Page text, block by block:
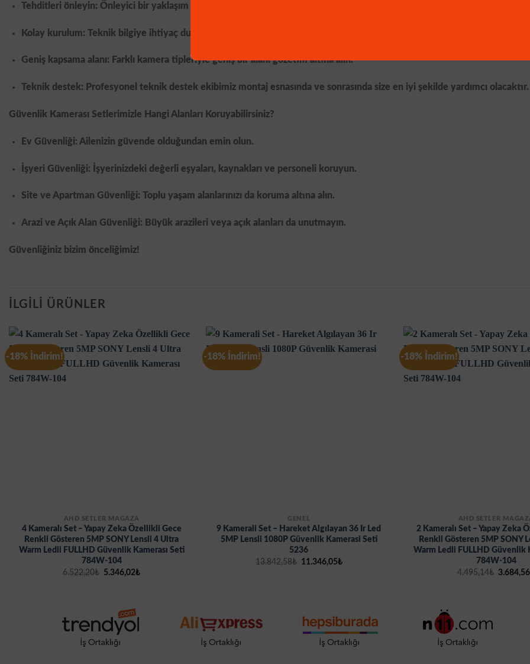
Tehditleri önleyin: Önleyici bir yaklaşım benimseyin. Güvenlik kameraları kötü niyetli kişileri caydırmak için en etkili
Kolay kurulum: Teknik bilgiye ihtiyaç duymadan kolayca kurulum yapın.
Geniş kapsama alanı: Farklı kamera tipleriyle geniş bir alanı gözetim altına alın.
Teknik destek: Profesyonel teknik destek ekibimiz montaj esnasında ve sonrasında size en iyi şekilde yardımcı olacaktır.
Güvenlik Kamerası Setlerimizle Hangi Alanları Koruyabilirsiniz?
Ev Güvenliği: Ailenizin güvende olduğundan emin olun.
İşyeri Güvenliği: İşyerinizdeki değerli eşyaları, kaynakları ve personeli koruyun.
Site ve Apartman Güvenliği: Toplu yaşam alanlarınızı da koruma altına alın.
Arazi ve Açık Alan Güvenliği: Büyük arazileri veya açık alanları da unutmayın.
Güvenliğiniz bizim önceliğimiz!
İLGILI ÜRÜNLER
-18% İndirim!
AHD SETLER MAĞAZA
4 Kameralı Set – Yapay Zeka Özellikli Gece
Renkli Gösteren 5MP SONY Lensli 4 Ultra
Warm Ledli FULLHD Güvenlik Kamerası Seti
784W-104
6.522,20₺ Orijinal
5.346,02₺Şu
-18% İndirim!
GENEL
9 Kamerali Set – Hareket Algılayan 36 Ir Led
5MP Lensli 1080P Güvenlik Kamerasi Seti
5236
13.842,58₺ Orijinal
11.346,05₺Şu
-18% İndirim!
AHD SETLER
2 Kameralı Set – Yapay Zeka
Renkli Gösteren 5MP SONY
Warm Ledli FULLHD Güvenlik
784W-104
4.495,14₺ Orijinal
3.684,56